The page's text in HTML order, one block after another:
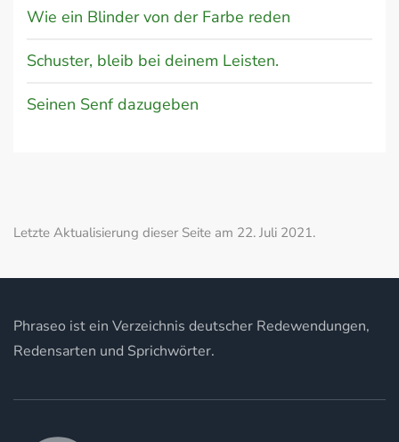
Wie ein Blinder von der Farbe reden
Schuster, bleib bei deinem Leisten.
Seinen Senf dazugeben
Letzte Aktualisierung dieser Seite am 22. Juli 2021.
Phraseo ist ein Verzeichnis deutscher Redewendungen,
Redensarten und Sprichwörter.